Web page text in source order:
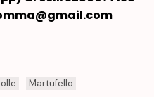
Martufello